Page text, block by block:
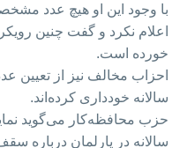
با وجود این او هیچ عدد
اعلام نکرد و گفت چنین
خورده است.
احزاب مخالف نیز از
سالانه خودداری کرده‌اند.
حزب محافظه‌کار می‌گوید
سالانه در پارلمان درباره